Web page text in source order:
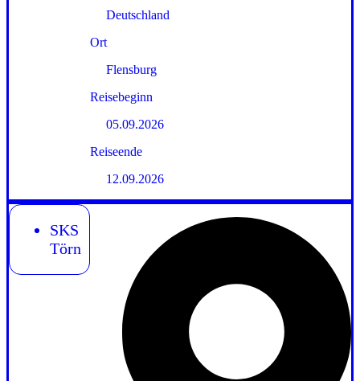
Deutschland
Ort
Flensburg
Reisebeginn
05.09.2026
Reiseende
12.09.2026
SKS
Törn